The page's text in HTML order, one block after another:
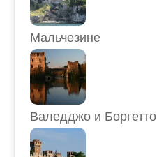
Мальчезине
Валедджо и Боргетто